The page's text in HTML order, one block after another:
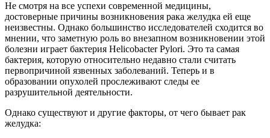
Не смотря на все успехи современной медицины,
достоверные причины возникновения рака желудка ей еще
неизвестны. Однако большинство исследователей сходится во
мнении, что заметную роль во внезапном возникновении этой
болезни играет бактерия Helicobacter Pylori. Это та самая
бактерия, которую относительно недавно стали считать
первопричиной язвенных заболеваний. Теперь и в
образовании опухолей прослеживают следы ее
разрушительной деятельности.
Однако существуют и другие факторы, от чего бывает рак
желудка: